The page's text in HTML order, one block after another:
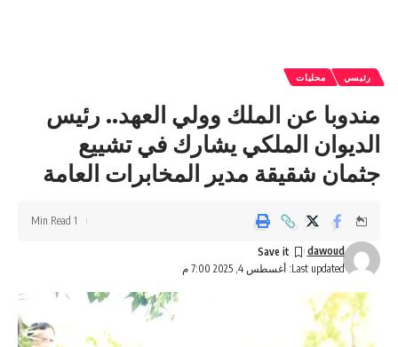
رئيسي محليات
مندوبا عن الملك وولي العهد.. رئيس
الديوان الملكي يشارك في تشييع
جثمان شقيقة مدير المخابرات العامة
Last updated: أغسطس 4, 2025 7:00 م
dawoud
1 Min Read